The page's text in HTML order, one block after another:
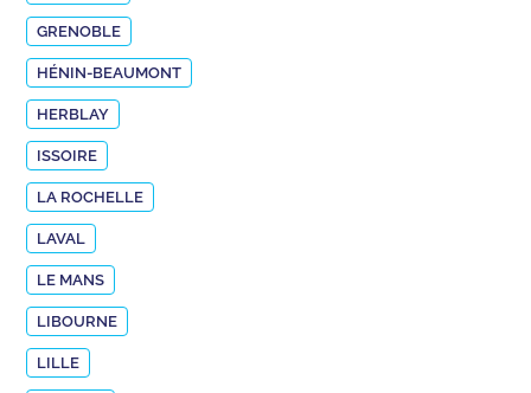
GRENOBLE
HÉNIN-BEAUMONT
HERBLAY
ISSOIRE
LA ROCHELLE
LAVAL
LE MANS
LIBOURNE
LILLE